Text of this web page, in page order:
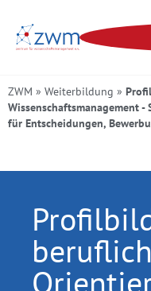
ZWM » Weiterbildung »
Wissenschaftsmanagement
für Entscheidungen,